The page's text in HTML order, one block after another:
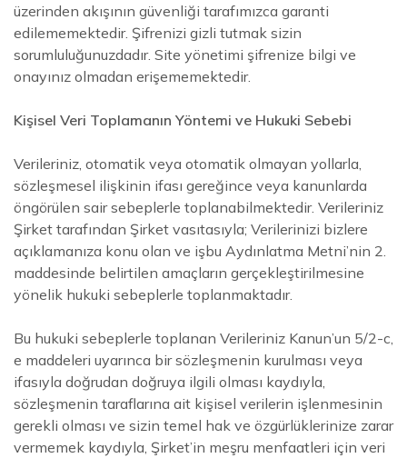
üzerinden akışının güvenliği tarafımızca garanti
edilememektedir. Şifrenizi gizli tutmak sizin
sorumluluğunuzdadır. Site yönetimi şifrenize bilgi ve
onayınız olmadan erişememektedir.
Kişisel Veri Toplamanın Yöntemi ve Hukuki Sebebi
Verileriniz, otomatik veya otomatik olmayan yollarla,
sözleşmesel ilişkinin ifası gereğince veya kanunlarda
öngörülen sair sebeplerle toplanabilmektedir. Verileriniz
Şirket tarafından Şirket vasıtasıyla; Verilerinizi bizlere
açıklamanıza konu olan ve işbu Aydınlatma Metni’nin 2.
maddesinde belirtilen amaçların gerçekleştirilmesine
yönelik hukuki sebeplerle toplanmaktadır.
Bu hukuki sebeplerle toplanan Verileriniz Kanun’un 5/2-c,
e maddeleri uyarınca bir sözleşmenin kurulması veya
ifasıyla doğrudan doğruya ilgili olması kaydıyla,
sözleşmenin taraflarına ait kişisel verilerin işlenmesinin
gerekli olması ve sizin temel hak ve özgürlüklerinize zarar
vermemek kaydıyla, Şirket’in meşru menfaatleri için veri